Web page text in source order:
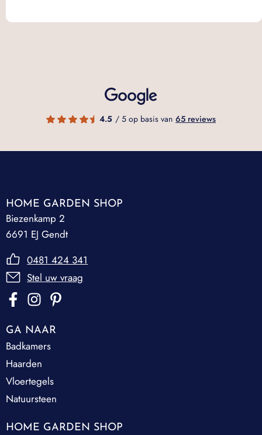
4.5 / 5 op basis van 65 reviews
HOME GARDEN SHOP
Biezenkamp 2
6691 EJ Gendt
0481 424 341
Stel uw vraag
GA NAAR
Badkamers
Haarden
Vloertegels
Natuursteen
HOME GARDEN SHOP